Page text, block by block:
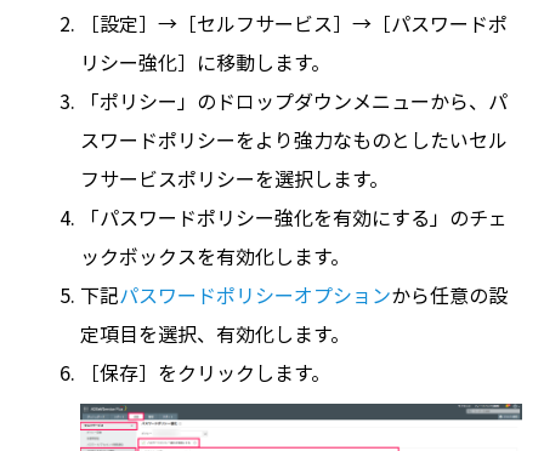
［設定］→［セルフサービス］→［パスワードポ
リシー強化］に移動します。
「ポリシー」のドロップダウンメニューから、パ
スワードポリシーをより強力なものとしたいセル
フサービスポリシーを選択します。
「パスワードポリシー強化を有効にする」のチェ
ックボックスを有効化します。
下記パスワードポリシーオプションから任意の設
定項目を選択、有効化します。
［保存］をクリックします。